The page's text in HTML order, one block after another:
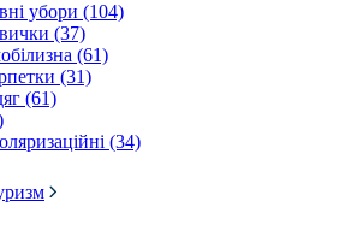
убори (104)
(37)
(61)
(31)
(61)
(34)